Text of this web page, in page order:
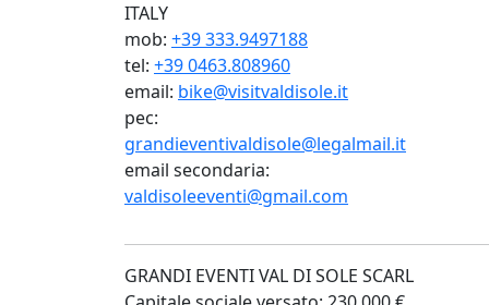
ITALY
mob: +39 333.9497188
tel: +39 0463.808960
email: bike@visitvaldisole.it
pec:
grandieventivaldisole@legalmail.it
email secondaria:
valdisoleeventi@gmail.com
GRANDI EVENTI VAL DI SOLE SCARL